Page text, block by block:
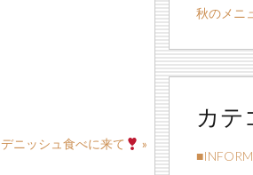
デニッシュ食べに来て »
秋のメニ
カテ